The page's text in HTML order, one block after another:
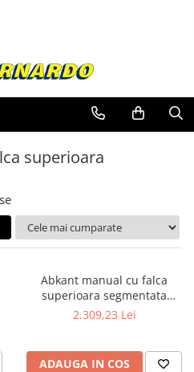
panze
si
superioara
Abkant manual cu falca
superioara segmentata
Bernardo SB 610 S
2.309,23 Lei
ADAUGA IN COS